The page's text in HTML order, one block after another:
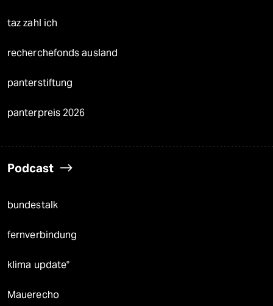
taz zahl ich
recherchefonds ausland
panterstiftung
panterpreis 2026
Podcast
bundestalk
fernverbindung
klima update°
Mauerecho